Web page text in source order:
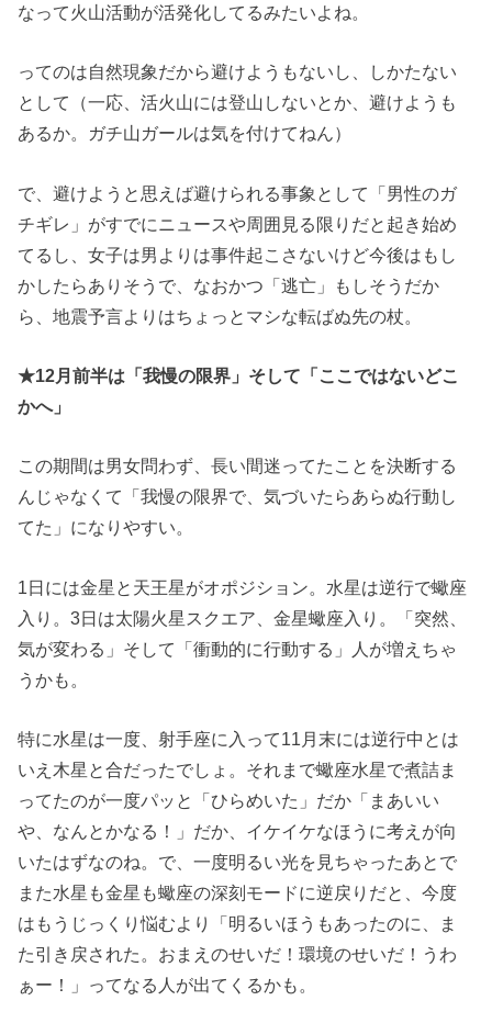
なって火山活動が活発化してるみたいよね。
ってのは自然現象だから避けようもないし、しかたない
として（一応、活火山には登山しないとか、避けようも
あるか。ガチ山ガールは気を付けてねん）
で、避けようと思えば避けられる事象として「男性のガ
チギレ」がすでにニュースや周囲見る限りだと起き始め
てるし、女子は男よりは事件起こさないけど今後はもし
かしたらありそうで、なおかつ「逃亡」もしそうだか
ら、地震予言よりはちょっとマシな転ばぬ先の杖。
★12月前半は「我慢の限界」そして「ここではないどこ
かへ」
この期間は男女問わず、長い間迷ってたことを決断する
んじゃなくて「我慢の限界で、気づいたらあらぬ行動し
てた」になりやすい。
1日には金星と天王星がオポジション。水星は逆行で蠍座
入り。3日は太陽火星スクエア、金星蠍座入り。「突然、
気が変わる」そして「衝動的に行動する」人が増えちゃ
うかも。
特に水星は一度、射手座に入って11月末には逆行中とは
いえ木星と合だったでしょ。それまで蠍座水星で煮詰ま
ってたのが一度パッと「ひらめいた」だか「まあいい
や、なんとかなる！」だか、イケイケなほうに考えが向
いたはずなのね。で、一度明るい光を見ちゃったあとで
また水星も金星も蠍座の深刻モードに逆戻りだと、今度
はもうじっくり悩むより「明るいほうもあったのに、ま
た引き戻された。おまえのせいだ！環境のせいだ！うわ
ぁー！」ってなる人が出てくるかも。